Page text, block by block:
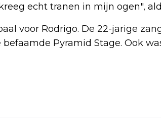
echt tranen in mijn ogen",
voor Rodrigo. De 22-jarige
Pyramid Stage. Ook
GRAND
VRIJ'
GERARD